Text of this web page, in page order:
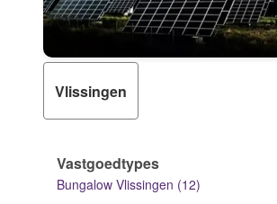
Vlissingen
Vastgoedtypes
Bungalow Vlissingen (12)